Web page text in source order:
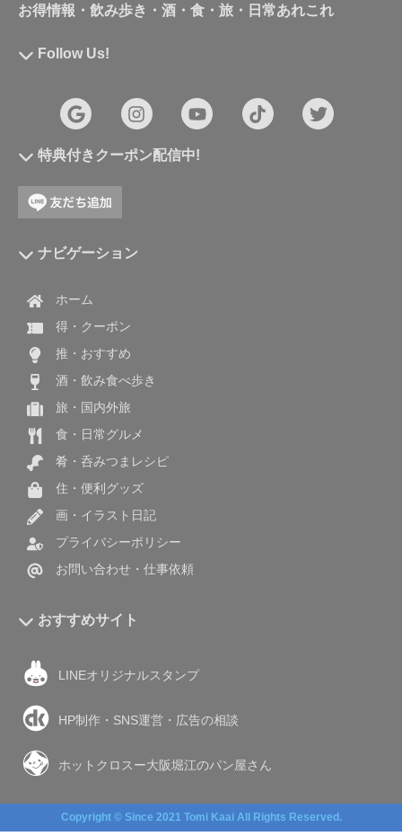
お得情報・飲み歩き・酒・食・旅・日常あれこれ
Follow Us!
特典付きクーポン配信中!
ナビゲーション
ホーム
得・クーポン
推・おすすめ
酒・飲み食べ歩き
旅・国内外旅
食・日常グルメ
肴・呑みつまレシピ
住・便利グッズ
画・イラスト日記
プライバシーポリシー
お問い合わせ・仕事依頼
おすすめサイト
LINEオリジナルスタンプ
HP制作・SNS運営・広告の相談
ホットクロスー大阪堀江のパン屋さん
Copyright © Since 2021 Tomi Kaai All Rights Reserved.